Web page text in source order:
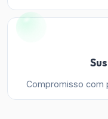
Compromisso com